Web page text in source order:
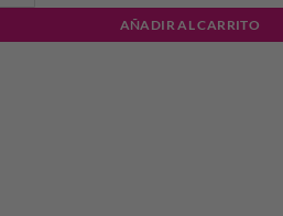
AÑADIR AL CARRITO